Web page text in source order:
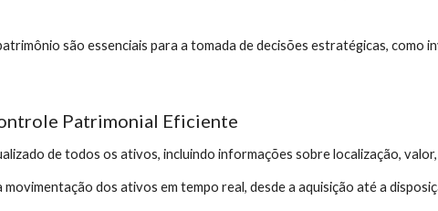
são essenciais para a tomada de decisões estratégicas, como
Patrimonial Eficiente
de todos os ativos, incluindo informações sobre localização,
dos ativos em tempo real, desde a aquisição até a